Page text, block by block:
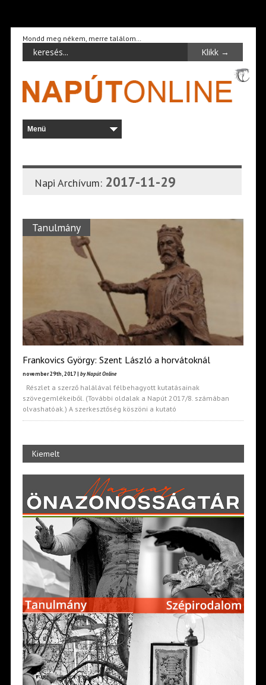
Mondd meg nékem, merre találom…
Napi Archívum: 2017-11-29
Tanulmány
Frankovics György: Szent László a horvátoknál
november 29th, 2017 | by Napút Online
Részlet a szerző halálával félbehagyott kutatásainak
szövegemlékeiből. (További oldalak a Napút 2017/8. számában
olvashatóak.) A szerkesztőség köszöni a kutató
Kiemelt